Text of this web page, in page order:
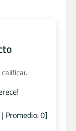
Promedio:0]